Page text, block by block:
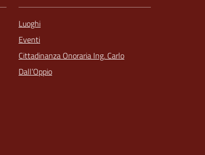
Luoghi
Eventi
Cittadinanza Onoraria Ing. Carlo
Dall’Oppio